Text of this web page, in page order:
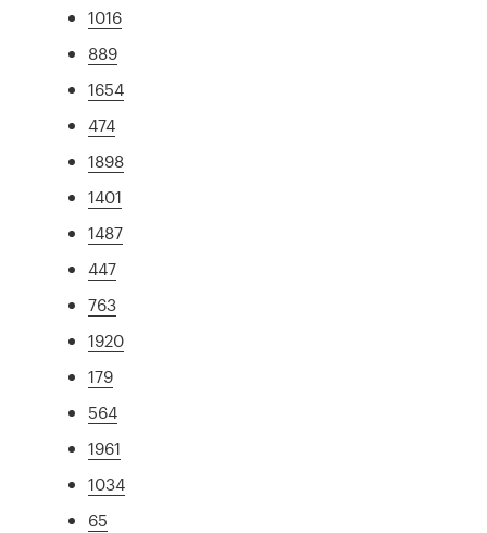
1016
889
1654
474
1898
1401
1487
447
763
1920
179
564
1961
1034
65